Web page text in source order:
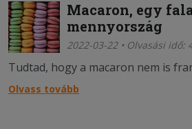
Macaron, egy
mennyország
2022-03-22 • Olvasási idő:
Tudtad, hogy a macaron nem is
Olvass tovább